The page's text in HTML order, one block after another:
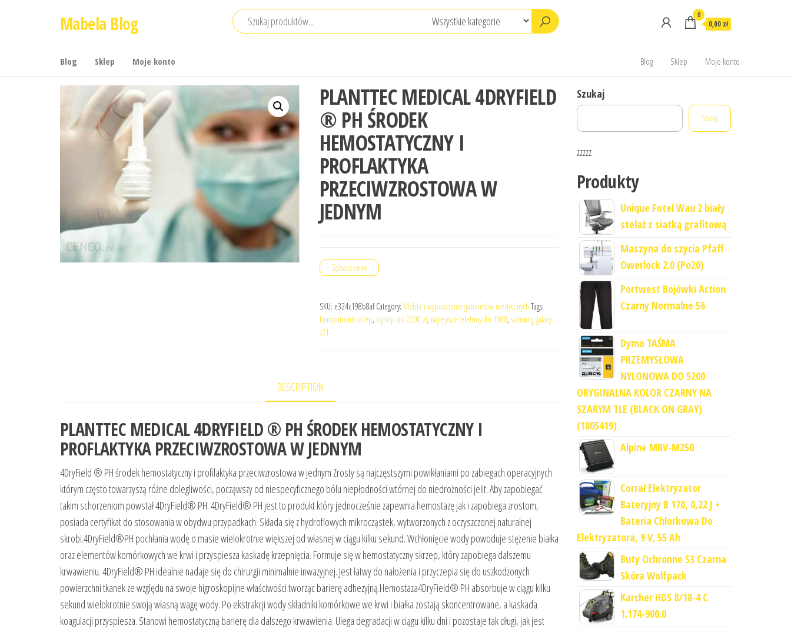
Mabela Blog 0
0,00 zł
Blog Sklep Moje konto Blog Sklep Moje konto
PLANTTEC MEDICAL 4DRYFIELD
® PH ŚRODEK
HEMOSTATYCZNY I
PROFLAKTYKA
PRZECIWZROSTOWA W
JEDNYM
Zobacz cenę
SKU: e324c198b8af Category: Meble i wyposażenie gabinetów medycznych Tags:
komputronik sklep, laptop do 2500 zł, najlepsze telefony do 1500, samsung galaxy
s21
DESCRIPTION
PLANTTEC MEDICAL 4DRYFIELD ® PH ŚRODEK HEMOSTATYCZNY I
PROFLAKTYKA PRZECIWZROSTOWA W JEDNYM
4DryField ® PH środek hemostatyczny i profilaktyka przeciwzrostowa w jednym Zrosty są najczęstszymi powikłaniami po zabiegach operacyjnych
którym często towarzyszą różne dolegliwości, począwszy od niespecyficznego bólu niepłodności wtórnej do niedrożności jelit. Aby zapobiegać
takim schorzeniom powstał 4DryField® PH. 4DryField® PH jest to produkt który jednocześnie zapewnia hemostazę jak i zapobiega zrostom,
posiada certyfikat do stosowania w obydwu przypadkach. Składa się z hydroflowych mikrocząstek, wytworzonych z oczyszczonej naturalnej
skrobi.4DryField®PH pochłania wodę o masie wielokrotnie większej od własnej w ciągu kilku sekund. Wchłonięcie wody powoduje stężenie białka
oraz elementów komórkowych we krwi i przyspiesza kaskadę krzepnięcia. Formuje się w hemostatyczny skrzep, który zapobiega dalszemu
krwawieniu. 4DryField® PH idealnie nadaje się do chirurgii minimalnie inwazyjnej. Jest łatwy do nałożenia i przyczepia się do uszkodzonych
powierzchni tkanek ze względu na swoje higroskopijne właściwości tworząc barierę adhezyjną.Hemostaza4DryField® PH absorbuje w ciągu kilku
sekund wielokrotnie swoją własną wagę wody. Po ekstrakcji wody składniki komórkowe we krwi i białka zostają skoncentrowane, a kaskada
koagulacji przyspiesza. Stanowi hemostatyczną barierę dla dalszego krwawienia. Ulega degradacji w ciągu kilku dni i pozostaje tak długi, jak jest
Szukaj
Szukaj
zzzzz
Produkty
Unique Fotel Wau 2 biały
stelaż z siatką grafitową
Maszyna do szycia Pfaff
Owerlock 2.0 (Po20)
Portwest Bojówki Action
Czarny Normalne 56
Dymo TAŚMA
PRZEMYSŁOWA
NYLONOWA DO 5200
ORYGINALNA KOLOR CZARNY NA
SZARYM TLE (BLACK ON GRAY)
(1805419)
Alpine MRV-M250
Corral Elektryzator
Bateryjny B 170, 0,22 J +
Bateria Chlorkowa Do
Elektryzatora, 9 V, 55 Ah
Buty Ochronne S3 Czarna
Skóra Wolfpack
Karcher HDS 8/18-4 C
1.174-900.0